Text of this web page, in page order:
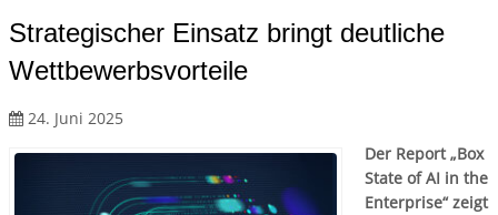
Strategischer Einsatz bringt deutliche
Wettbewerbsvorteile
24. Juni 2025
Der Report „Box
State of AI in the
Enterprise“ zeigt